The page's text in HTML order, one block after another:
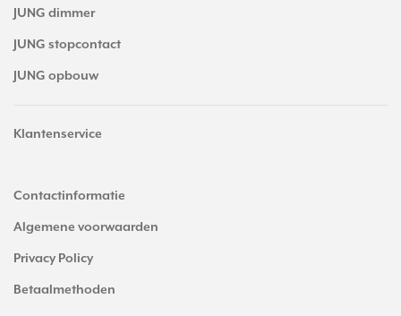
JUNG dimmer
JUNG stopcontact
JUNG opbouw
Klantenservice
Contactinformatie
Algemene voorwaarden
Privacy Policy
Betaalmethoden